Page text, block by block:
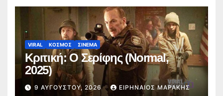
VIRAL ΚΟΣΜΟΣ ΣΙΝΕΜΑ
Κριτική: Ο Σερίφης (Normal,
2025)
9 ΑΥΓΟΎΣΤΟΥ, 2026 ΕΙΡΗΝΑΊΟΣ ΜΑΡΆΚΗΣ